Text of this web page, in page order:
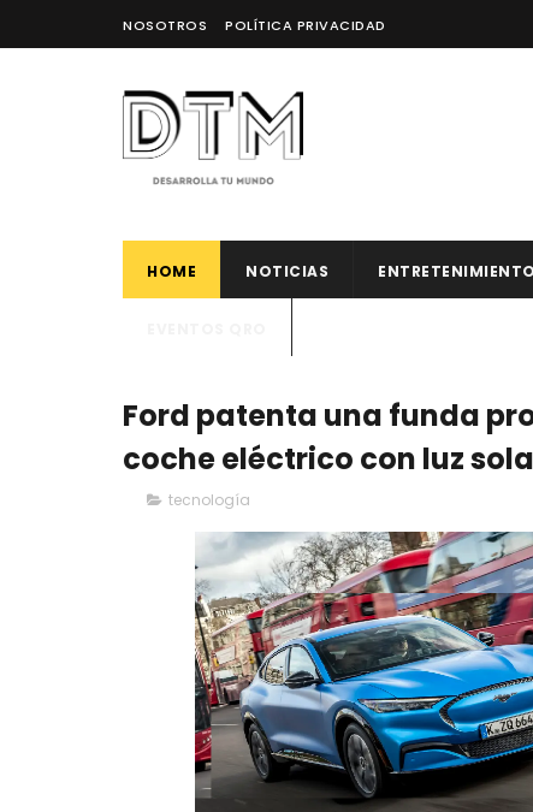
NOSOTROS POLÍTICA PRIVACIDAD
HOME NOTICIAS ENTRETENIMIENTO
Ford patenta una funda
coche eléctrico con luz
tecnología